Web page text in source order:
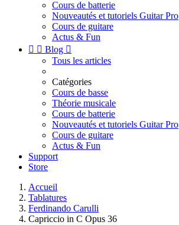
Cours de batterie
Nouveautés et tutoriels Guitar Pro
Cours de guitare
Actus & Fun
  Blog 
Tous les articles
Catégories
Cours de basse
Théorie musicale
Cours de batterie
Nouveautés et tutoriels Guitar Pro
Cours de guitare
Actus & Fun
Support
Store
Accueil
Tablatures
Ferdinando Carulli
Capriccio in C Opus 36